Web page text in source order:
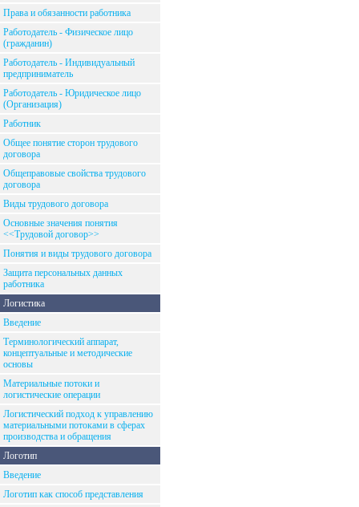
Права и обязанности работника
Работодатель - Физическое лицо
(гражданин)
Работодатель - Индивидуальный
предприниматель
Работодатель - Юридическое лицо
(Организация)
Работник
Общее понятие сторон трудового
договора
Общеправовые свойства трудового
договора
Виды трудового договора
Основные значения понятия
<<Трудовой договор>>
Понятия и виды трудового договора
Защита персональных данных
работника
Логистика
Введение
Терминологический аппарат,
концептуальные и методические
основы
Материальные потоки и
логистические операции
Логистический подход к управлению
материальными потоками в сферах
производства и обращения
Логотип
Введение
Логотип как способ представления